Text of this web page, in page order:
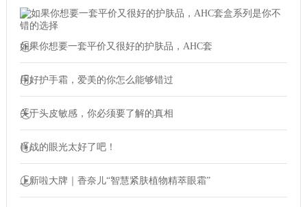
如果你想要一套平价又很好的护肤品，AHC套
用好护手霜，爱美的你怎么能够错过
关于头皮敏感，你必须要了解的真相
肖战的眼光太好了吧！
上新啦大牌｜香奈儿“智慧紧肤植物精萃眼霜”